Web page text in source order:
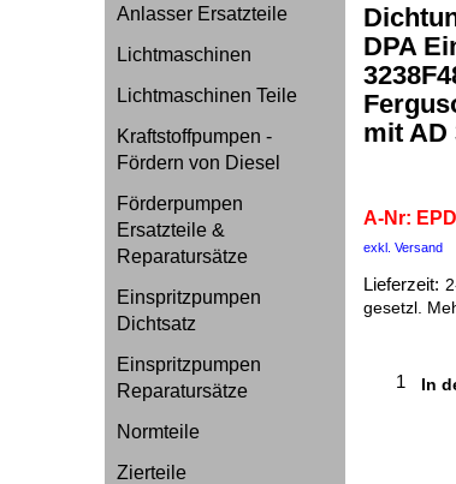
Anlasser Ersatzteile
Lichtmaschinen
Lichtmaschinen Teile
Kraftstoffpumpen -
Fördern von Diesel
Förderpumpen
Ersatzteile &
Reparatursätze
Einspritzpumpen
Dichtsatz
Einspritzpumpen
Reparatursätze
Normteile
Zierteile
DPA
mit AD
A-Nr:
exkl. Versand
Lieferzeit:
gesetzl.
In